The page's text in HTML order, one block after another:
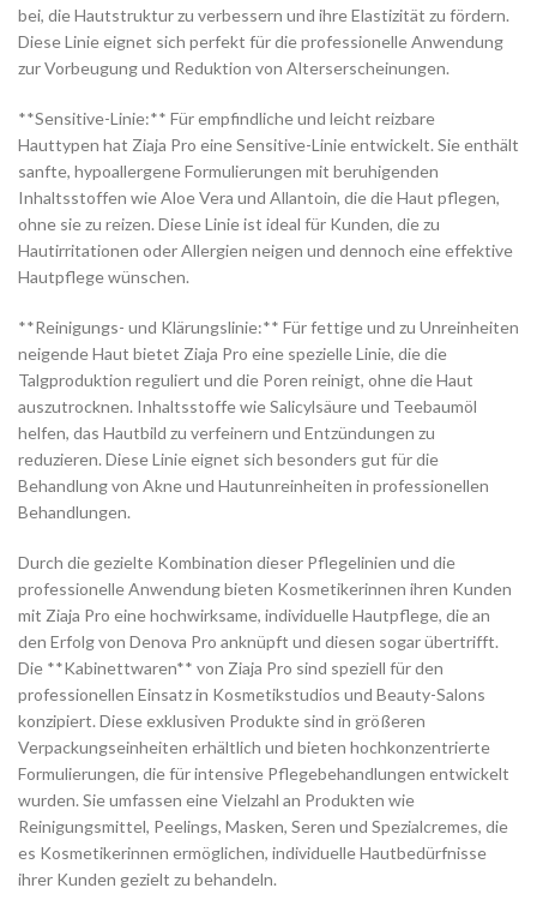
bei, die Hautstruktur zu verbessern und ihre Elastizität zu fördern.
Diese Linie eignet sich perfekt für die professionelle Anwendung
zur Vorbeugung und Reduktion von Alterserscheinungen.
**Sensitive-Linie:** Für empfindliche und leicht reizbare
Hauttypen hat Ziaja Pro eine Sensitive-Linie entwickelt. Sie enthält
sanfte, hypoallergene Formulierungen mit beruhigenden
Inhaltsstoffen wie Aloe Vera und Allantoin, die die Haut pflegen,
ohne sie zu reizen. Diese Linie ist ideal für Kunden, die zu
Hautirritationen oder Allergien neigen und dennoch eine effektive
Hautpflege wünschen.
**Reinigungs- und Klärungslinie:** Für fettige und zu Unreinheiten
neigende Haut bietet Ziaja Pro eine spezielle Linie, die die
Talgproduktion reguliert und die Poren reinigt, ohne die Haut
auszutrocknen. Inhaltsstoffe wie Salicylsäure und Teebaumöl
helfen, das Hautbild zu verfeinern und Entzündungen zu
reduzieren. Diese Linie eignet sich besonders gut für die
Behandlung von Akne und Hautunreinheiten in professionellen
Behandlungen.
Durch die gezielte Kombination dieser Pflegelinien und die
professionelle Anwendung bieten Kosmetikerinnen ihren Kunden
mit Ziaja Pro eine hochwirksame, individuelle Hautpflege, die an
den Erfolg von Denova Pro anknüpft und diesen sogar übertrifft.
Die **Kabinettwaren** von Ziaja Pro sind speziell für den
professionellen Einsatz in Kosmetikstudios und Beauty-Salons
konzipiert. Diese exklusiven Produkte sind in größeren
Verpackungseinheiten erhältlich und bieten hochkonzentrierte
Formulierungen, die für intensive Pflegebehandlungen entwickelt
wurden. Sie umfassen eine Vielzahl an Produkten wie
Reinigungsmittel, Peelings, Masken, Seren und Spezialcremes, die
es Kosmetikerinnen ermöglichen, individuelle Hautbedürfnisse
ihrer Kunden gezielt zu behandeln.